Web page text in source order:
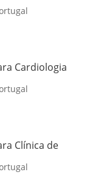
Cardiologia
Clínica de